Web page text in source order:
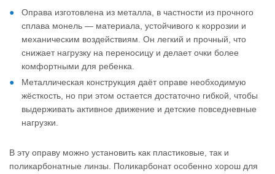
Оправа изготовлена из металла, в частности из прочного
сплава монель — материала, устойчивого к коррозии и
механическим воздействиям. Он легкий и прочный, что
снижает нагрузку на переносицу и делает очки более
комфортными для ребенка.
Металлическая конструкция даёт оправе необходимую
жёсткость, но при этом остается достаточно гибкой, чтобы
выдерживать активное движение и детские повседневные
нагрузки.
В эту оправу можно установить как пластиковые, так и
поликарбонатные линзы. Поликарбонат особенно хорош для